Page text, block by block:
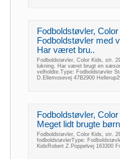
Fodboldstøvler,
Fodboldstøvler med
Har været bru..
Fodboldstøvler, Color Kids, str.
lukning. Har været brugt en
velholdte.Type: Fodboldstøvler
D.Ellemosevej 47B2900
Fodboldstøvler,
Meget lidt brugte
Fodboldstøvler, Color Kids, str.
fodboldstøvlerType:
KidsRobert Z.Poppelvej 163300